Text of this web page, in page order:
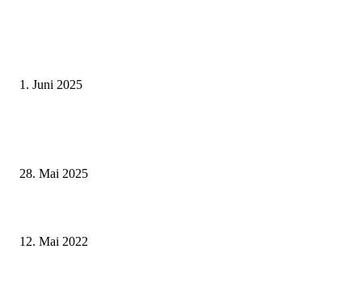
1. Juni 2025
28. Mai 2025
12. Mai 2022